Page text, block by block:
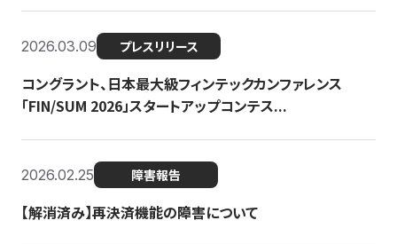
2026.03.09 プレスリリース
コングラント、日本最大級フィンテックカンファレンス
「FIN/SUM 2026」スタートアップコンテス...
2026.02.25 障害報告
【解消済み】再決済機能の障害について